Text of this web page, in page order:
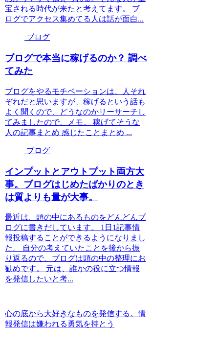
宝される時代が来たと考えてます。 ブ
ログでアクセス集めてる人は話が面白...
ブログ
ブログで本当に稼げるのか？ 調べ
てみた
ブログをやるモチベーションは、人それ
ぞれだと思いますが、稼げるという話も
よく聞くので、どうなのかリーサーチし
てみましたので、メモ。 稼げてそうな
人の記事まとめ 感じたことまとめ ...
ブログ
インプットとアウトプット両方大
事。ブログはじめたばかりのとき
は質よりも量が大事。
最近は、頭の中にあるものをどんどんブ
ログに書きだしています。 1日1記事情
報投稿することができるようになりまし
た。 自分の考えていたことを後から振
り返るので、ブログは頭の中の整理にお
勧めです。 元は、誰かの役に立つ情報
を発信したいと考...
心の底から大好きなものを発信する。情
報発信は嫌われる勇気を持とう